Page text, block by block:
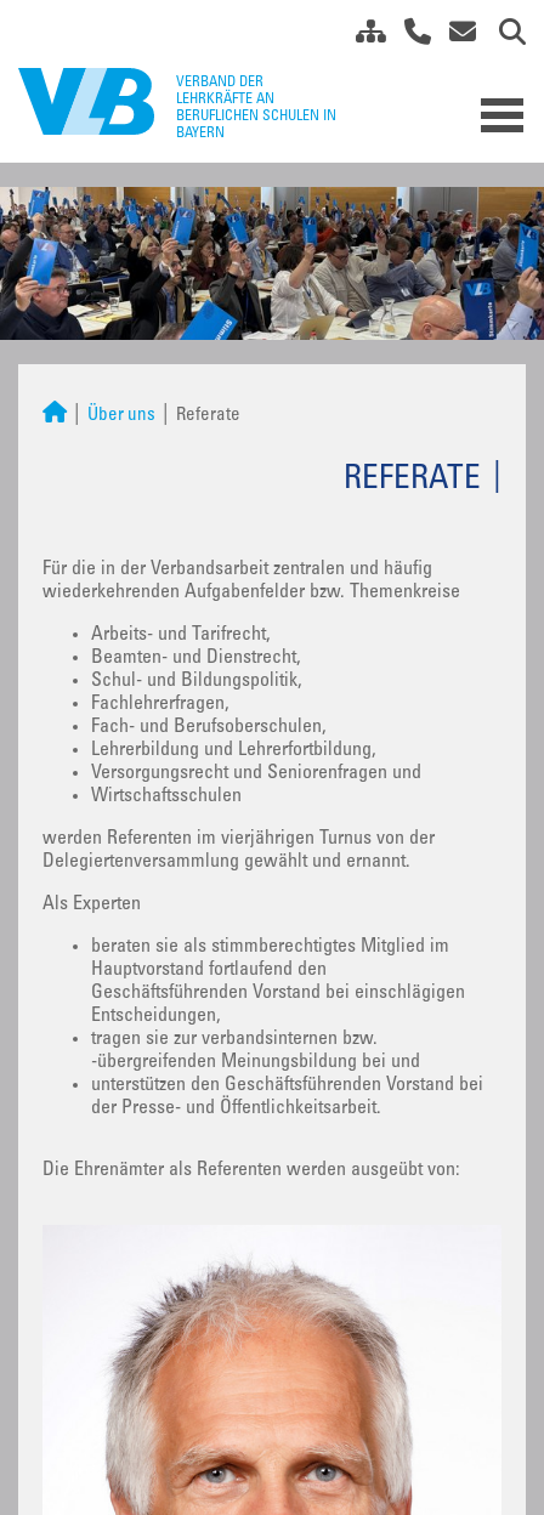
Über uns Referate
REFERATE
Für die in der Verbandsarbeit zentralen und häufig
wiederkehrenden Aufgabenfelder bzw. Themenkreise
Arbeits- und Tarifrecht,
Beamten- und Dienstrecht,
Schul- und Bildungspolitik,
Fachlehrerfragen,
Fach- und Berufsoberschulen,
Lehrerbildung und Lehrerfortbildung,
Versorgungsrecht und Seniorenfragen und
Wirtschaftsschulen
werden Referenten im vierjährigen Turnus von der
Delegiertenversammlung gewählt und ernannt.
Als Experten
beraten sie als stimmberechtigtes Mitglied im
Hauptvorstand fortlaufend den
Geschäftsführenden Vorstand bei einschlägigen
Entscheidungen,
tragen sie zur verbandsinternen bzw.
-übergreifenden Meinungsbildung bei und
unterstützen den Geschäftsführenden Vorstand bei
der Presse- und Öffentlichkeitsarbeit.
Die Ehrenämter als Referenten werden ausgeübt von: